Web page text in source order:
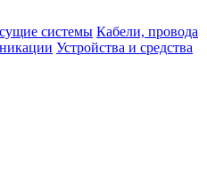
системы Кабели, провода
Устройства и средства